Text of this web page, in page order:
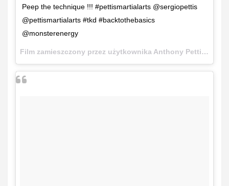
Peep the technique !!! #pettismartialarts @sergiopettis
@pettismartialarts #tkd #backtothebasics
@monsterenergy
Film zamieszczony przez użytkownika Anthony Pettis (@showtimepettis)